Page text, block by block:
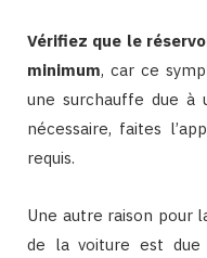
Vérifiez que le
minimum, car ce
une surchauffe due à
nécessaire, faites
requis.
Une autre raison pour
de la voiture est